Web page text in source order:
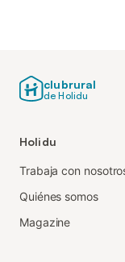
clubrural
de Holidu
Holidu
Trabaja con
Quiénes somos
Magazine